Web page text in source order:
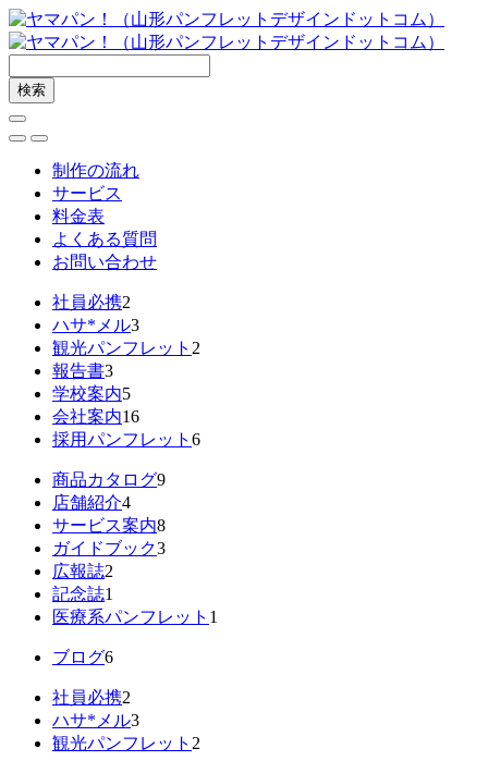
制作の流れ
サービス
料金表
よくある質問
お問い合わせ
社員必携2
ハサ*メル3
観光パンフレット 2
報告書3
学校案内5
会社案内16
採用パンフレット 6
商品カタログ9
店舗紹介4
サービス案内8
ガイドブック3
広報誌2
記念誌1
医療系パンフレット 1
ブログ6
社員必携2
ハサ*メル3
観光パンフレット 2